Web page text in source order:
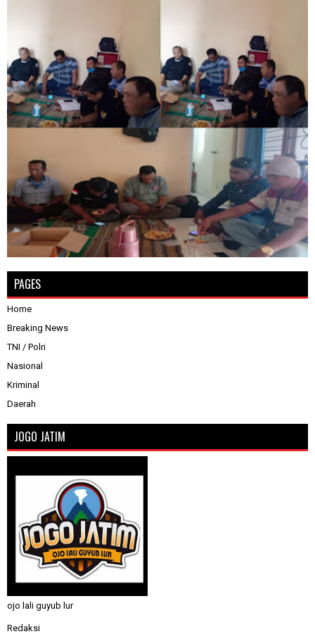
PAGES
Home
Breaking News
TNI / Polri
Nasional
Kriminal
Daerah
JOGO JATIM
ojo lali guyub lur
Redaksi